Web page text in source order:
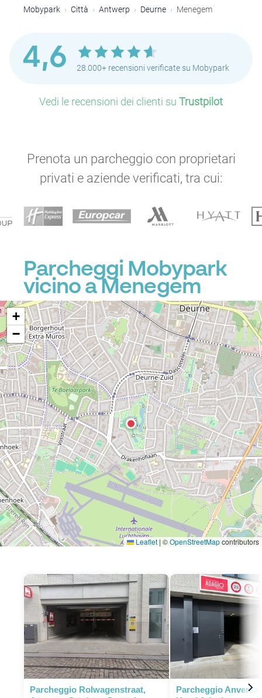
Mobypark Città Antwerp Deurne Menegem
4,6 28.000+ recensioni verificate su Mobypark
Vedi le recensioni dei clienti su Trustpilot
Prenota un parcheggio con proprietari
privati e aziende verificati, tra cui:
Parcheggi Mobypark
vicino a Menegem
+
−
Leaflet | ©OpenStreetMapcontributors
Parcheggio Rolwagenstraat,
Parcheggio Anversa